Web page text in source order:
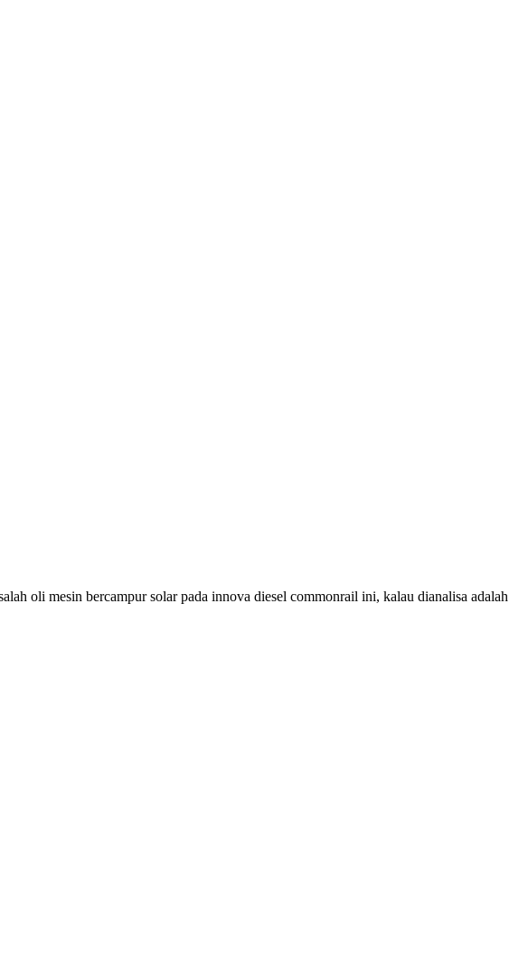
oli mesin bercampur solar pada innova diesel commonrail ini, kalau dianalisa adalah